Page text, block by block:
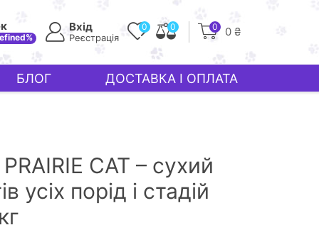
Вхід
Реєстрація
0 0 0 0 ₴
БЛОГ ДОСТАВКА І ОПЛАТА
CAT – сухий
усіх порід і стадій